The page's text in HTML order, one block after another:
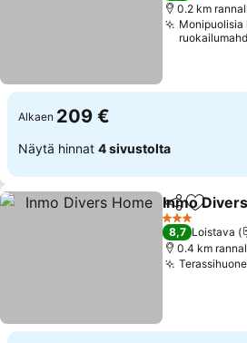
0.2 km
Monipuolisia
Alkaen 209 €
Näytä hinnat 4 sivustolta
Jaa Lisää
Inmo
3 Tähtiluokitus
8,7 Loistava
0.4 km